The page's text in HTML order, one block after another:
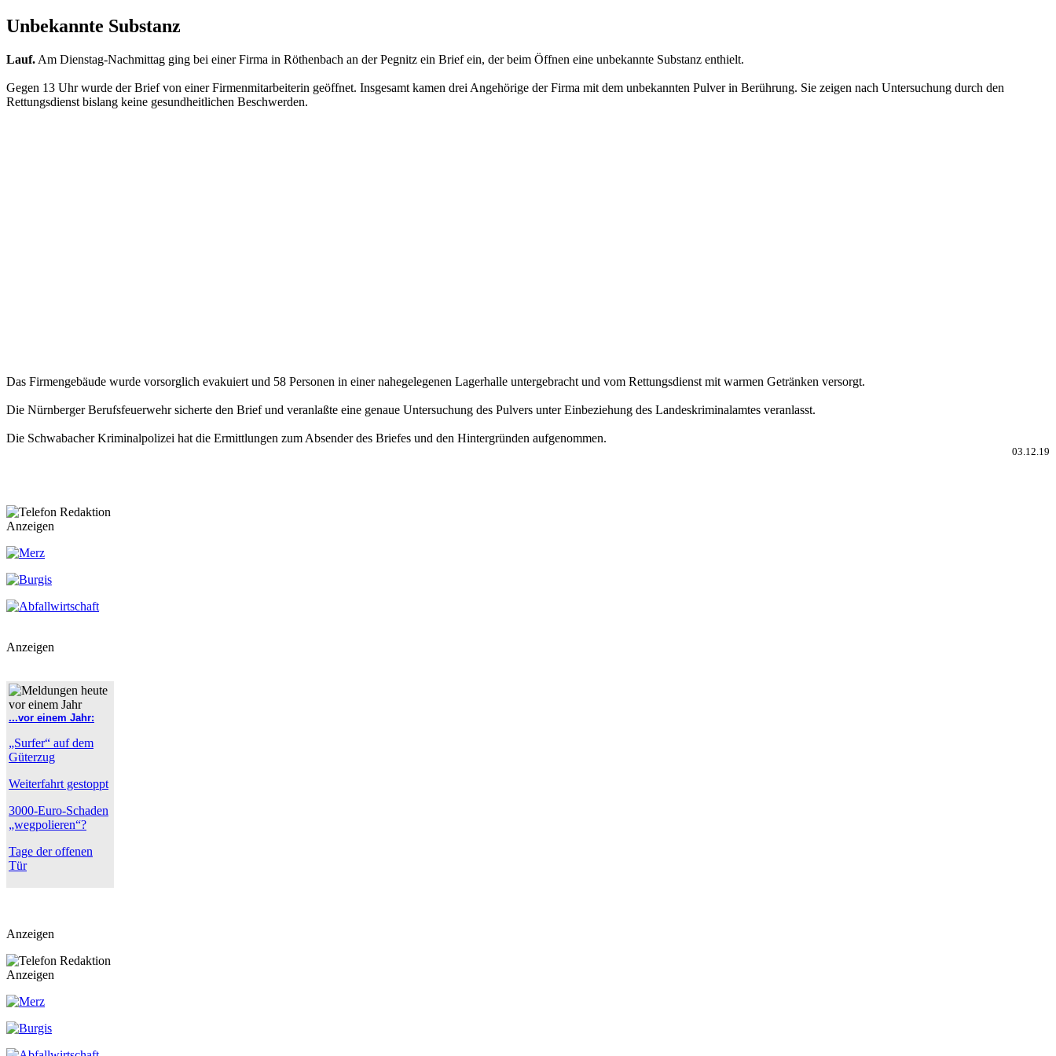
Unbekannte Substanz
Lauf. Am Dienstag-Nachmittag ging bei einer Firma in Röthenbach an der Pegnitz ein Brief ein, der beim Öffnen eine unbekannte Substanz enthielt.
Gegen 13 Uhr wurde der Brief von einer Firmenmitarbeiterin geöffnet. Insgesamt kamen drei Angehörige der Firma mit dem unbekannten Pulver in Berührung. Sie zeigen nach Untersuchung durch den
Rettungsdienst bislang keine gesundheitlichen Beschwerden.
Das Firmengebäude wurde vorsorglich evakuiert und 58 Personen in einer nahegelegenen Lagerhalle untergebracht und vom Rettungsdienst mit warmen Getränken versorgt.
Die Nürnberger Berufsfeuerwehr sicherte den Brief und veranlaßte eine genaue Untersuchung des Pulvers unter Einbeziehung des Landeskriminalamtes veranlasst.
Die Schwabacher Kriminalpolizei hat die Ermittlungen zum Absender des Briefes und den Hintergründen aufgenommen.
03.12.19
Anzeigen
Anzeigen
...vor einem Jahr:
„Surfer“ auf dem
Güterzug
Weiterfahrt gestoppt
3000-Euro-Schaden
„wegpolieren“?
Tage der offenen
Tür
Anzeigen
Anzeigen